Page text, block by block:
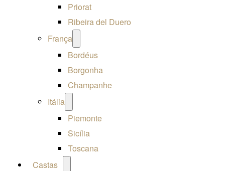
Priorat
Ribeira del Duero
França
menu
Bordéus
Borgonha
Champanhe
Itália
menu
Piemonte
Sicília
Toscana
Castas